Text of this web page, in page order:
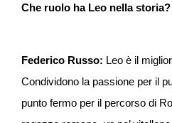
Che ruolo ha Leo nella storia?
Federico Russo: Leo è il
Condividono la passione per il
punto fermo per il percorso di